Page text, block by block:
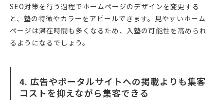
SEO対策を行う過程でホームページのデザインを変更する
と、塾の特徴やカラーをアピールできます。見やすいホーム
ページは滞在時間も多くなるため、入塾の可能性を高められ
るようになるでしょう。
4. 広告やポータルサイトへの掲載よりも集客
コストを抑えながら集客できる